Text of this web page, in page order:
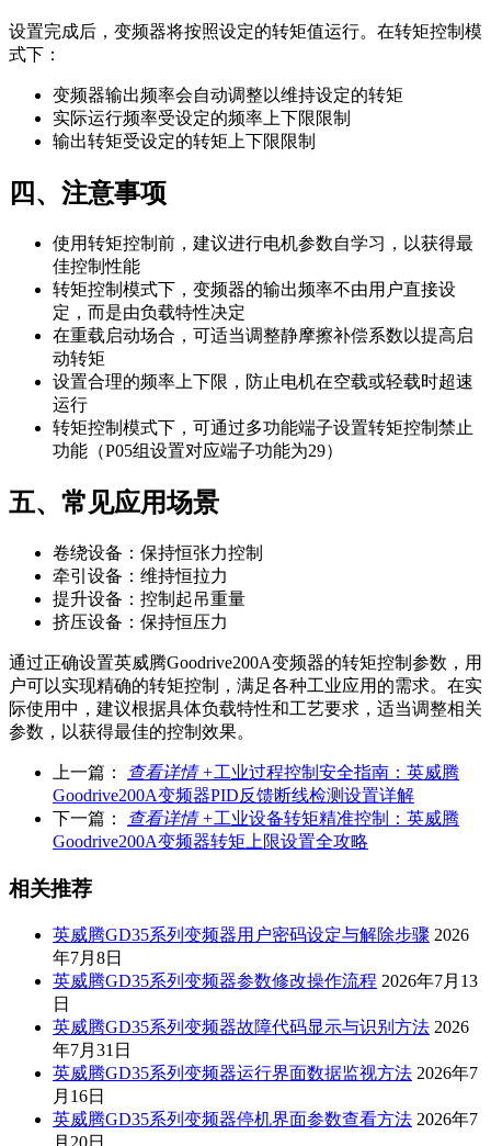
设置完成后，变频器将按照设定的转矩值运行。在转矩控制模
式下：
变频器输出频率会自动调整以维持设定的转矩
实际运行频率受设定的频率上下限限制
输出转矩受设定的转矩上下限限制
四、注意事项
使用转矩控制前，建议进行电机参数自学习，以获得最
佳控制性能
转矩控制模式下，变频器的输出频率不由用户直接设
定，而是由负载特性决定
在重载启动场合，可适当调整静摩擦补偿系数以提高启
动转矩
设置合理的频率上下限，防止电机在空载或轻载时超速
运行
转矩控制模式下，可通过多功能端子设置转矩控制禁止
功能（P05组设置对应端子功能为29）
五、常见应用场景
卷绕设备：保持恒张力控制
牵引设备：维持恒拉力
提升设备：控制起吊重量
挤压设备：保持恒压力
通过正确设置英威腾Goodrive200A变频器的转矩控制参数，用
户可以实现精确的转矩控制，满足各种工业应用的需求。在实
际使用中，建议根据具体负载特性和工艺要求，适当调整相关
参数，以获得最佳的控制效果。
上一篇： 查看详情 +工业过程控制安全指南：英威腾
Goodrive200A变频器PID反馈断线检测设置详解
下一篇：
查看详情 +工业设备转矩精准控制：英威腾
Goodrive200A变频器转矩上限设置全攻略
相关推荐
英威腾GD35系列变频器用户密码设定与解除步骤 2026
年7月8日
英威腾GD35系列变频器参数修改操作流程 2026年7月13
日
英威腾GD35系列变频器故障代码显示与识别方法 2026
年7月31日
英威腾GD35系列变频器运行界面数据监视方法 2026年7
月16日
英威腾GD35系列变频器停机界面参数查看方法 2026年7
月20日